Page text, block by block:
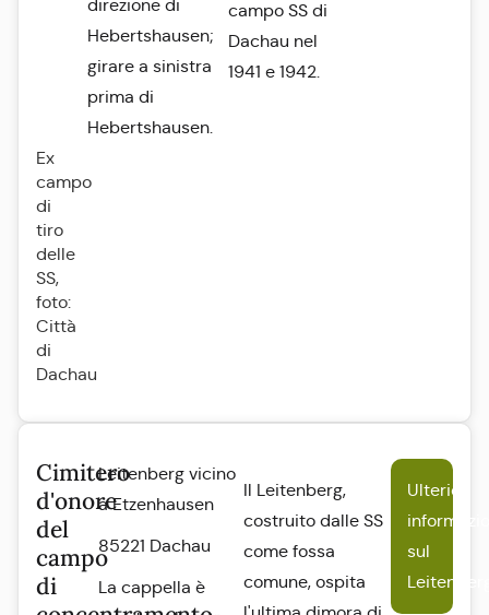
Ex
campo
di
tiro
delle
SS,
foto:
Città
di
Dachau
direzione di
Hebertshausen;
girare a sinistra
prima di
Hebertshausen.
campo SS di
Dachau nel
1941 e 1942.
Cimitero
d'onore
del
campo
di
Leitenberg vicino
a Etzenhausen
85221 Dachau
La cappella è
Il Leitenberg,
costruito dalle SS
come fossa
comune, ospita
Ulteriori
sul